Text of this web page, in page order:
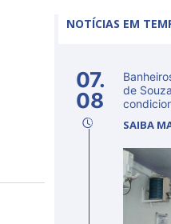
NOTÍCIAS EM
07.
08
de
SAIBA